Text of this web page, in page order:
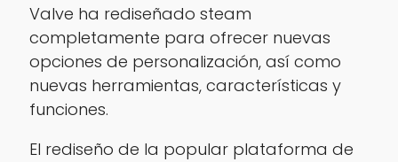
Valve ha rediseñado steam
completamente para ofrecer nuevas
opciones de personalización, así como
nuevas herramientas, características y
funciones.
El rediseño de la popular plataforma de